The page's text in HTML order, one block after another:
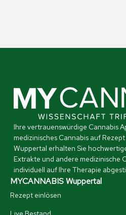
Ihre vertrauenswürdige Cannabis
medizinisches Cannabis auf
Wuppertal erhalten Sie
Extrakte und andere medizinische
individuell auf Ihre Therapie
MYCANNABIS Wuppertal
Rezept einlösen